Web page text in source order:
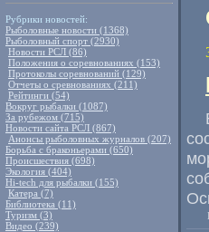
Рубрики новостей:
Рыболовные новости (1368)
Рыболовный спорт (2930)
Новости РСЛ (86)
Положения о соревнованиях (153)
Протоколы соревнований (129)
Отчеты о сревнованиях (211)
Рейтинги (54)
Вокруг рыбалки (1087)
За рубежом (715)
Новости сайта РСЛ (867)
Анонсы рыболовных журналов (207)
Борьба с браконьерами (650)
Происшествия (698)
Экология (404)
Hi-tech для рыбалки (155)
Катера (7)
Библиотека (11)
Туризм (3)
Видео (239)